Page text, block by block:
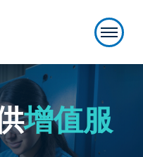
增值服